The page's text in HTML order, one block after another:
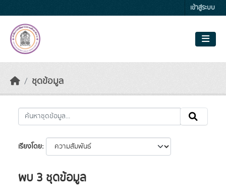
เข้าสู่ระบบ
ชุดข้อมูล
เรียงโดย
พบ 3 ชุดข้อมูล